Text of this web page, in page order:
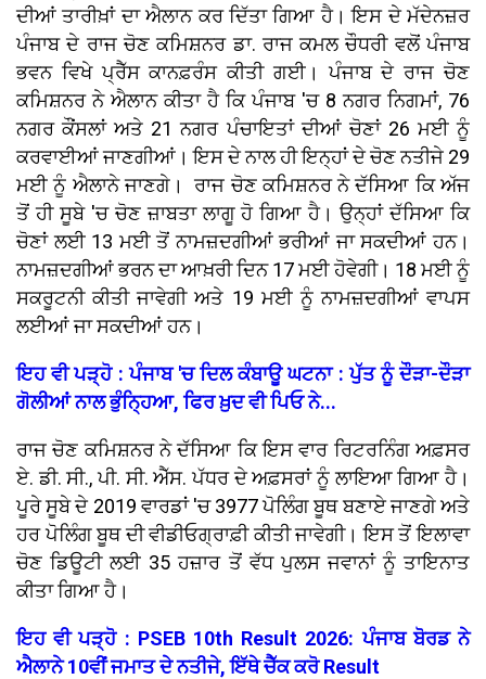
ਦੀਆਂ ਤਾਰੀਖ਼ਾਂ ਦਾ ਐਲਾਨ ਕਰ ਦਿੱਤਾ ਗਿਆ ਹੈ। ਇਸ ਦੇ ਮੱਦੇਨਜ਼ਰ
ਪੰਜਾਬ ਦੇ ਰਾਜ ਚੋਣ ਕਮਿਸ਼ਨਰ ਡਾ. ਰਾਜ ਕਮਲ ਚੌਧਰੀ ਵਲੋਂ ਪੰਜਾਬ
ਭਵਨ ਵਿਖੇ ਪ੍ਰੈੱਸ ਕਾਨਫ਼ਰੰਸ ਕੀਤੀ ਗਈ। ਪੰਜਾਬ ਦੇ ਰਾਜ ਚੋਣ
ਕਮਿਸ਼ਨਰ ਨੇ ਐਲਾਨ ਕੀਤਾ ਹੈ ਕਿ ਪੰਜਾਬ 'ਚ 8 ਨਗਰ ਨਿਗਮਾਂ, 76
ਨਗਰ ਕੌਂਸਲਾਂ ਅਤੇ 21 ਨਗਰ ਪੰਚਾਇਤਾਂ ਦੀਆਂ ਚੋਣਾਂ 26 ਮਈ ਨੂੰ
ਕਰਵਾਈਆਂ ਜਾਣਗੀਆਂ। ਇਸ ਦੇ ਨਾਲ ਹੀ ਇਨ੍ਹਾਂ ਦੇ ਚੋਣ ਨਤੀਜੇ 29
ਮਈ ਨੂੰ ਐਲਾਨੇ ਜਾਣਗੇ। ਰਾਜ ਚੋਣ ਕਮਿਸ਼ਨਰ ਨੇ ਦੱਸਿਆ ਕਿ ਅੱਜ
ਤੋਂ ਹੀ ਸੂਬੇ 'ਚ ਚੋਣ ਜ਼ਾਬਤਾ ਲਾਗੂ ਹੋ ਗਿਆ ਹੈ। ਉਨ੍ਹਾਂ ਦੱਸਿਆ ਕਿ
ਚੋਣਾਂ ਲਈ 13 ਮਈ ਤੋਂ ਨਾਮਜ਼ਦਗੀਆਂ ਭਰੀਆਂ ਜਾ ਸਕਦੀਆਂ ਹਨ।
ਨਾਮਜ਼ਦਗੀਆਂ ਭਰਨ ਦਾ ਆਖ਼ਰੀ ਦਿਨ 17 ਮਈ ਹੋਵੇਗੀ। 18 ਮਈ ਨੂੰ
ਸਕਰੂਟਨੀ ਕੀਤੀ ਜਾਵੇਗੀ ਅਤੇ 19 ਮਈ ਨੂੰ ਨਾਮਜ਼ਦਗੀਆਂ ਵਾਪਸ
ਲਈਆਂ ਜਾ ਸਕਦੀਆਂ ਹਨ।
ਇਹ ਵੀ ਪੜ੍ਹੋ : ਪੰਜਾਬ 'ਚ ਦਿਲ ਕੰਬਾਊ ਘਟਨਾ : ਪੁੱਤ ਨੂੰ ਦੌੜਾ-ਦੌੜਾ
ਗੋਲੀਆਂ ਨਾਲ ਭੁੰਨ੍ਹਿਆ, ਫਿਰ ਖ਼ੁਦ ਵੀ ਪਿਓ ਨੇ...
ਰਾਜ ਚੋਣ ਕਮਿਸ਼ਨਰ ਨੇ ਦੱਸਿਆ ਕਿ ਇਸ ਵਾਰ ਰਿਟਰਨਿੰਗ ਅਫ਼ਸਰ
ਏ. ਡੀ. ਸੀ., ਪੀ. ਸੀ. ਐੱਸ. ਪੱਧਰ ਦੇ ਅਫ਼ਸਰਾਂ ਨੂੰ ਲਾਇਆ ਗਿਆ ਹੈ।
ਪੂਰੇ ਸੂਬੇ ਦੇ 2019 ਵਾਰਡਾਂ 'ਚ 3977 ਪੋਲਿੰਗ ਬੂਥ ਬਣਾਏ ਜਾਣਗੇ ਅਤੇ
ਹਰ ਪੋਲਿੰਗ ਬੂਥ ਦੀ ਵੀਡੀਓਗ੍ਰਾਫ਼ੀ ਕੀਤੀ ਜਾਵੇਗੀ। ਇਸ ਤੋਂ ਇਲਾਵਾ
ਚੋਣ ਡਿਊਟੀ ਲਈ 35 ਹਜ਼ਾਰ ਤੋਂ ਵੱਧ ਪੁਲਸ ਜਵਾਨਾਂ ਨੂੰ ਤਾਇਨਾਤ
ਕੀਤਾ ਗਿਆ ਹੈ।
ਇਹ ਵੀ ਪੜ੍ਹੋ : PSEB 10th Result 2026: ਪੰਜਾਬ ਬੋਰਡ ਨੇ
ਐਲਾਨੇ 10ਵੀਂ ਜਮਾਤ ਦੇ ਨਤੀਜੇ, ਇੱਥੇ ਚੈੱਕ ਕਰੋ Result